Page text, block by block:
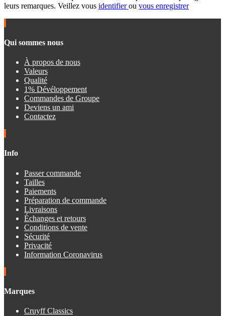
leurs remarques. Veillez vous identifierou vous enregistrer
Qui sommes nous
À propos de nous
Valeurs
Qualité
1% Dévéloppement
Commandes de Groupe
Deviens un ami
Contactez
Info
Passer commande
Tailles
Paiements
Préparation de commande
Livraisons
Échanges et retours
Conditions de vente
Sécurité
Privacité
Information Coronavirus
Marques
Cruyff Classics